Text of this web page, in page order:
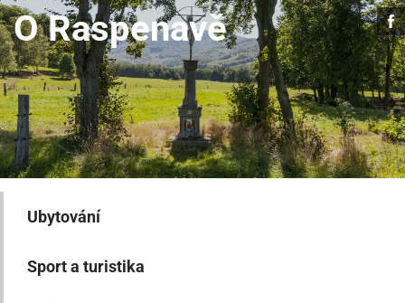
O Raspenavě
Ubytování
Sport a turistika